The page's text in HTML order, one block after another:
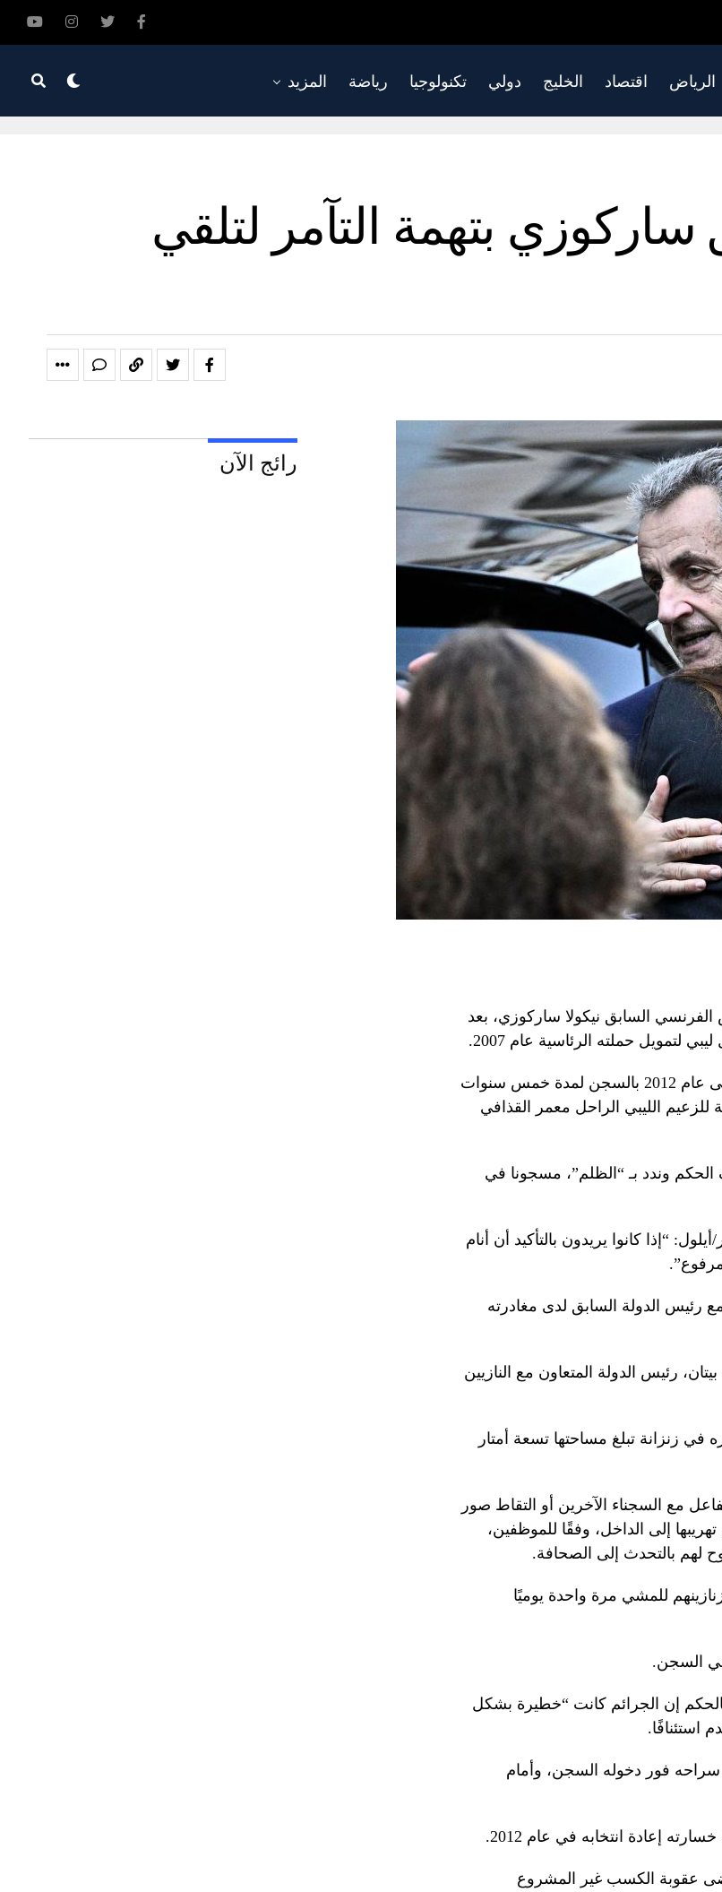
الرياض اقتصاد الخليج دولي تكنولوجيا رياضة المزيد
بتهمة التآمر لتلقي
السابق نيكولا ساركوزي، بعد
لتمويل حملته الرئاسية عام 2007.
حكم على الزعيم اليميني الفرنسي من عام 2007 إلى عام 2012 بالسجن لمدة خمس سنوات
للزعيم الليبي الراحل معمر القذافي
عاما، والذي استأنف الحكم وندد بـ “الظلم”، مسجونا في
بعد صدور الحكم عليه في 25 سبتمبر/أيلول: “إذا كانوا يريدون بالتأكيد أن أنام
رئيس الدولة السابق لدى مغادرته
رئيس الدولة المتعاون مع النازيين
زنزانة تبلغ مساحتها تسعة أمتار
مع السجناء الآخرين أو التقاط صور
إلى الداخل، وفقًا للموظفين،
لهم بالتحدث إلى الصحافة.
للمشي مرة واحدة يوميًا
السجن.
بالحكم إن الجرائم كانت “خطيرة بشكل
استئنافًا.
فور دخوله السجن، وأمام
إعادة انتخابه في عام 2012.
عقوبة الكسب غير المشروع
رائج الآن